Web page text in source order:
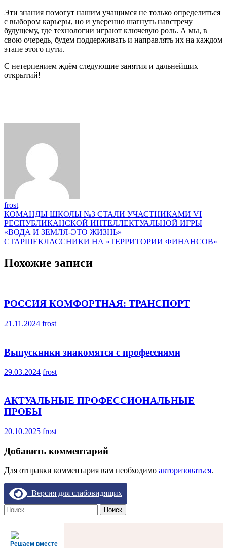
Эти знания помогут нашим учащимся не только определиться
с выбором карьеры, но и уверенно шагнуть навстречу
будущему, где технологии играют ключевую роль. А мы, в
свою очередь, будем поддерживать и направлять их на каждом
этапе этого пути.
С нетерпением ждём следующие занятия и дальнейших
открытий!
frost
Навигация
по
записям
КОМАНДЫ ШКОЛЫ №3 СТАЛИ УЧАСТНИКАМИ VI
РЕСПУБЛИКАНСКОЙ ИНТЕЛЛЕКТУАЛЬНОЙ ИГРЫ
«ВОДА И ЗЕМЛЯ-ЭТО ЖИЗНЬ»
СТАРШЕКЛАССНИКИ НА «ТЕРРИТОРИИ ФИНАНСОВ»
Похожие записи
РОССИЯ КОМФОРТНАЯ: ТРАНСПОРТ
21.11.2024 frost
Выпускники знакомятся с профессиями
29.03.2024 frost
АКТУАЛЬНЫЕ ПРОФЕССИОНАЛЬНЫЕ
ПРОБЫ
20.10.2025 frost
Добавить комментарий
Для отправки комментария вам необходимо авторизоваться.
Версия для слабовидящих
Найти:
Решаем вместе